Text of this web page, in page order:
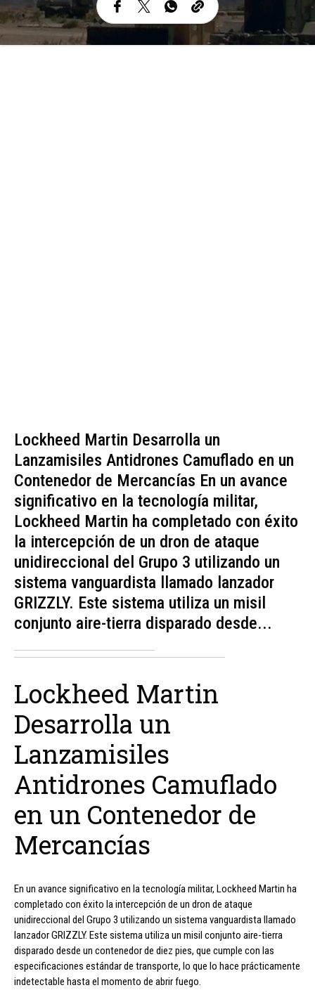
Lockheed Martin Desarrolla un
Lanzamisiles Antidrones Camuflado en un
Contenedor de Mercancías En un avance
significativo en la tecnología militar,
Lockheed Martin ha completado con éxito
la intercepción de un dron de ataque
unidireccional del Grupo 3 utilizando un
sistema vanguardista llamado lanzador
GRIZZLY. Este sistema utiliza un misil
conjunto aire-tierra disparado desde...
Lockheed Martin
Desarrolla un
Lanzamisiles
Antidrones Camuflado
en un Contenedor de
Mercancías
En un avance significativo en la tecnología militar, Lockheed Martin ha
completado con éxito la intercepción de un dron de ataque
unidireccional del Grupo 3 utilizando un sistema vanguardista llamado
lanzador GRIZZLY. Este sistema utiliza un misil conjunto aire-tierra
disparado desde un contenedor de diez pies, que cumple con las
especificaciones estándar de transporte, lo que lo hace prácticamente
indetectable hasta el momento de abrir fuego.